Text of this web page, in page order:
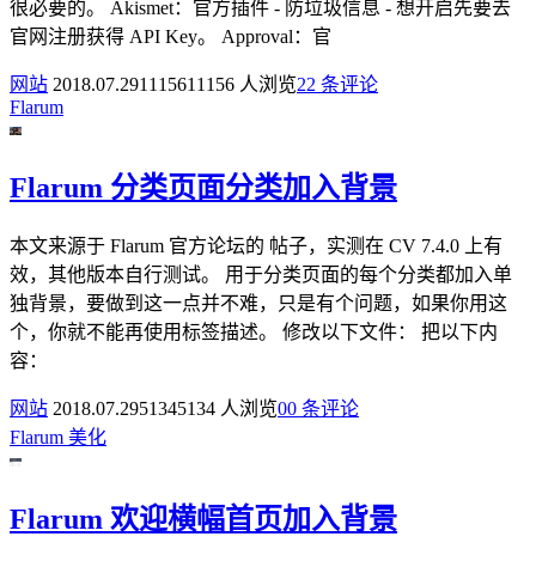
很必要的。 Akismet：官方插件 - 防垃圾信息 - 想开启先要去
官网注册获得 API Key。 Approval：官
网站 2018.07.291115611156 人浏览22 条评论
Flarum
Flarum 分类页面分类加入背景
本文来源于 Flarum 官方论坛的 帖子，实测在 CV 7.4.0 上有
效，其他版本自行测试。 用于分类页面的每个分类都加入单
独背景，要做到这一点并不难，只是有个问题，如果你用这
个，你就不能再使用标签描述。 修改以下文件： 把以下内
容：
网站 2018.07.2951345134 人浏览00 条评论
Flarum 美化
Flarum 欢迎横幅首页加入背景